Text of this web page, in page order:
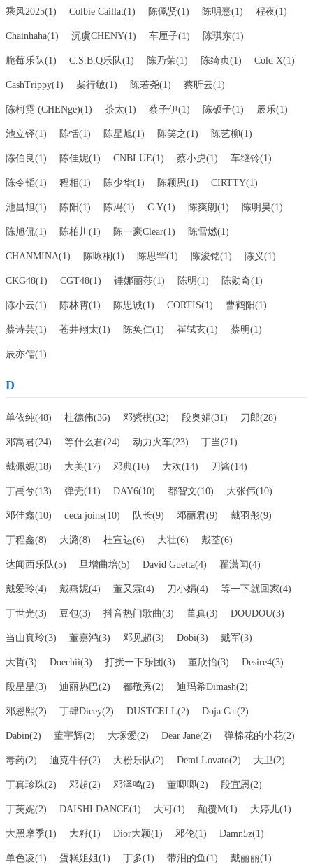
乘风2025(1) Colbie Caillat(1) 陈佩贤(1) 陈明憙(1) 程夜(1)
Chainhaha(1) 沉虞CHENY(1) 车厘子(1) 陈琪东(1)
脆莓乐队(1) C.S.B.Q乐队(1) 陈乃荣(1) 陈绮贞(1) Cold X(1)
CashTrippy(1) 柴行敏(1) 陈若尧(1) 蔡昕云(1)
陈柯霓 (CHENge)(1) 茶太(1) 蔡子伊(1) 陈硕子(1) 辰乐(1)
池立铎(1) 陈恬(1) 陈星旭(1) 陈笑之(1) 陈艺柳(1)
陈伯良(1) 陈佳妮(1) CNBLUE(1) 蔡小虎(1) 车继铃(1)
陈令韬(1) 程相(1) 陈少华(1) 陈颖恩(1) CIRTTY(1)
池昌旭(1) 陈阳(1) 陈冯(1) C.Y(1) 陈爽朗(1) 陈明昊(1)
陈旭侃(1) 陈柏川(1) 陈一豪Clear(1) 陈雪燃(1)
CHANMINA(1) 陈咏桐(1) 陈思罕(1) 陈浚铭(1) 陈义(1)
CKG48(1) CGT48(1) 锤娜丽莎(1) 陈明(1) 陈勋奇(1)
陈小云(1) 陈林霄(1) 陈思诚(1) CORTIS(1) 曹鹤阳(1)
蔡诗芸(1) 苍井翔太(1) 陈奂仁(1) 崔轼玄(1) 蔡明(1)
辰亦儒(1)
D
单依纯(48) 杜德伟(36) 邓紫棋(32) 段奥娟(31) 刀郎(28)
邓寓君(24) 等什么君(24) 动力火车(23) 丁当(21)
戴佩妮(18) 大美(17) 邓典(16) 大欢(14) 刀酱(14)
丁禹兮(13) 弹壳(11) DAY6(10) 都智文(10) 大张伟(10)
邓佳鑫(10) deca joins(10) 队长(9) 邓丽君(9) 戴羽彤(9)
丁程鑫(8) 大潞(8) 杜宣达(6) 大壮(6) 戴荃(6)
达闻西乐队(5) 旦增曲培(5) David Guetta(4) 翟潇闻(4)
戴爱玲(4) 戴燕妮(4) 董又霖(4) 刀小娟(4) 等一下就回家(4)
丁世光(3) 豆包(3) 抖音热门歌曲(3) 董真(3) DOUDOU(3)
当山真玲(3) 董嘉鸿(3) 邓见超(3) Dobi(3) 戴军(3)
大哲(3) Doechii(3) 打扰一下乐团(3) 董欣怡(3) Desire4(3)
段星星(3) 迪丽热巴(2) 都敬秀(2) 迪玛希Dimash(2)
邓恩熙(2) 丁肆Dicey(2) DUSTCELL(2) Doja Cat(2)
Dabin(2) 董宇辉(2) 大塚愛(2) Dear Jane(2) 弹棉花的小花(2)
毒药(2) 迪克牛仔(2) 大粉乐队(2) Demi Lovato(2) 大卫(2)
丁真珍珠(2) 邓超(2) 邓泽鸣(2) 董唧唧(2) 段宜恩(2)
丁芙妮(2) DAISHI DANCE(1) 大可(1) 颠覆M(1) 大婷儿(1)
大黑摩季(1) 大籽(1) Dior大颖(1) 邓伦(1) Damn5z(1)
单色凌(1) 蛋糕姐姐(1) 丁多(1) 带泪的鱼(1) 戴丽丽(1)